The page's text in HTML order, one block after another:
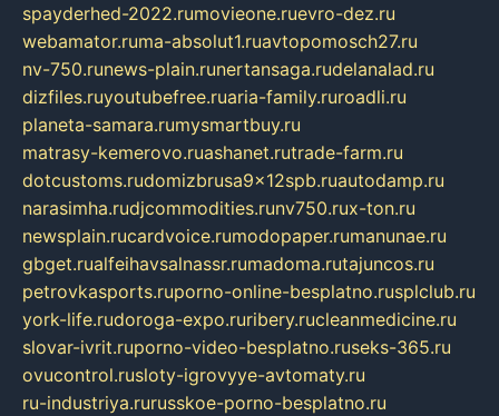
spayderhed-2022.rumovieone.ruevro-dez.ru
webamator.ruma-absolut1.ruavtopomosch27.ru
nv-750.runews-plain.runertansaga.rudelanalad.ru
dizfiles.ruyoutubefree.ruaria-family.ruroadli.ru
planeta-samara.rumysmartbuy.ru
matrasy-kemerovo.ruashanet.rutrade-farm.ru
dotcustoms.rudomizbrusa9x12spb.ruautodamp.ru
narasimha.rudjcommodities.runv750.rux-ton.ru
newsplain.rucardvoice.rumodopaper.rumanunae.ru
gbget.rualfeihavsalnassr.rumadoma.rutajuncos.ru
petrovkasports.ruporno-online-besplatno.rusplclub.ru
york-life.rudoroga-expo.ruribery.rucleanmedicine.ru
slovar-ivrit.ruporno-video-besplatno.ruseks-365.ru
ovucontrol.rusloty-igrovyye-avtomaty.ru
ru-industriya.rurusskoe-porno-besplatno.ru